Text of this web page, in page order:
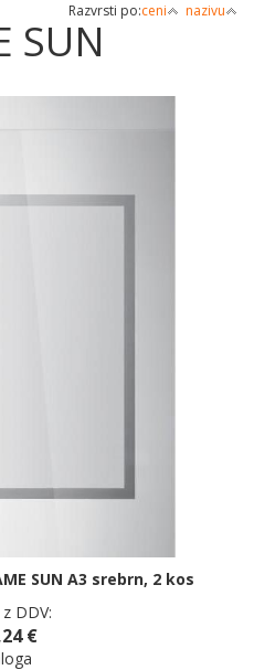
Razvrsti po:ceni nazivu
SUN
SUN A3 srebrn, 2 kos
DDV:
€